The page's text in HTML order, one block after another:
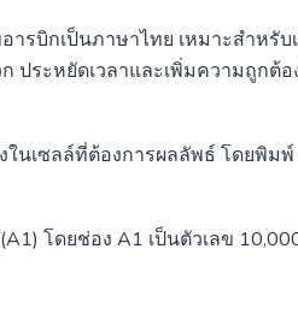
ารบิกเป็นภาษาไทย เหมาะสำห
ประหยัดเวลาและเพิ่มความถูกต้อ
นเซลล์ที่ต้องการผลลัพธ์ โดยพิมพ์
โดยช่อง A1 เป็นตัวเลข